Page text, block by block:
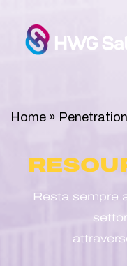
Home »
Resta sempre